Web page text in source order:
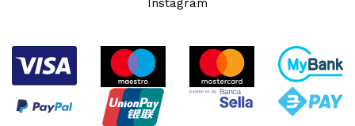
Instagram